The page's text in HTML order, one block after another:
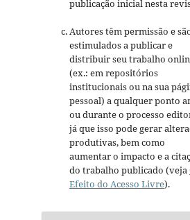
publicação inicial nesta
Autores têm permissão e
estimulados a publicar e
distribuir seu trabalho
(ex.: em repositórios
institucionais ou na sua
pessoal) a qualquer ponto
ou durante o processo
já que isso pode gerar
produtivas, bem como
aumentar o impacto e a
do trabalho publicado (veja
Efeito do Acesso Livre).